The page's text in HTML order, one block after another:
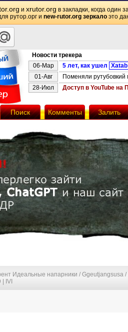
и xrutor.org в закладки, когда один
рутор.орг и new-rutor.org зеркало это
Новости трекера
06-Мар
5 лет, как ушел Xatab
01-Авг
Поменяли
28-Июл
Доступ в YouTube на
Поиск Комменты Залить
Идеальные напарники / Ggeutjangsusa /
IVI